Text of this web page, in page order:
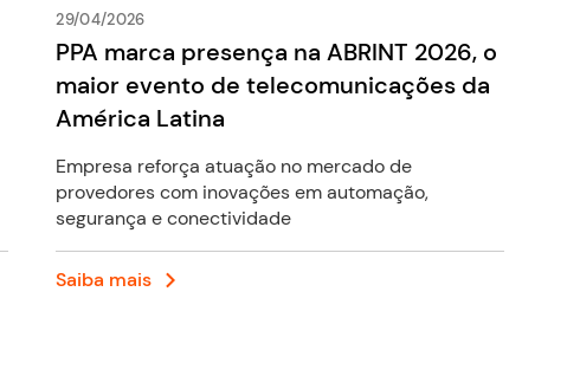
29/04/2026
PPA marca presença na ABRINT 2026, o
maior evento de telecomunicações da
América Latina
Empresa reforça atuação no mercado de
provedores com inovações em automação,
segurança e conectividade
Saiba mais